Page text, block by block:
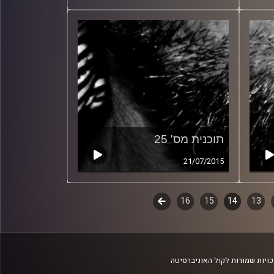
תוכנית מס' 25
21/07/2015
13
14
15
16
לשלב
שמורות לקול האוניברסיטה